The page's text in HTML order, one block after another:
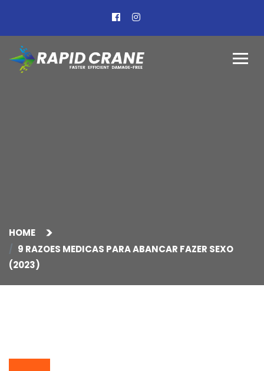
HOME
9 RAZOES MEDICAS PARA ABANCAR FAZER SEXO
(2023)